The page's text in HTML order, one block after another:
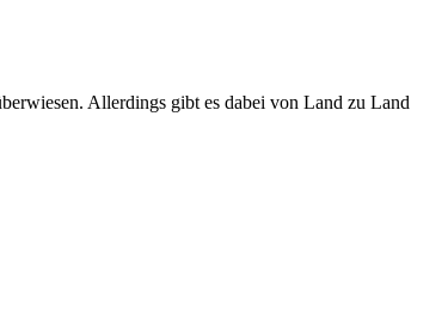
Allerdings gibt es dabei von Land zu Land